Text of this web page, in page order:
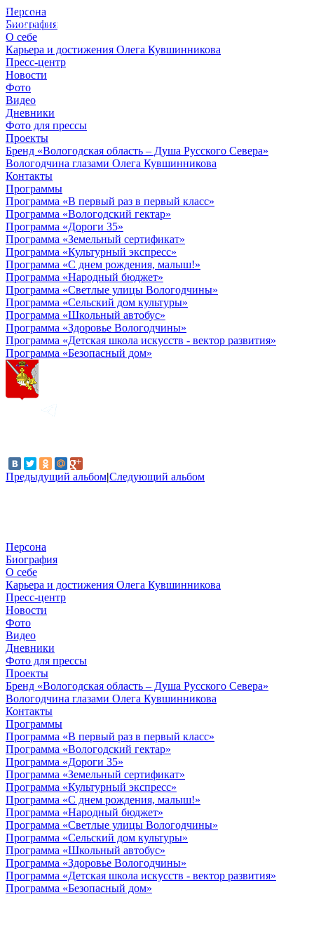
Персона
Биография
О себе
Карьера и достижения Олега Кувшинникова
Пресс-центр
Новости
Фото
Видео
Дневники
Фото для прессы
Проекты
Бренд «Вологодская область – Душа Русского Севера»
Вологодчина глазами Олега Кувшинникова
Контакты
Программы
Программа «В первый раз в первый класс»
Программа «Вологодский гектар»
Программа «Дороги 35»
Программа «Земельный сертификат»
Программа «Культурный экспресс»
Программа «С днем рождения, малыш!»
Программа «Народный бюджет»
Программа «Светлые улицы Вологодчины»
Программа «Сельский дом культуры»
Программа «Школьный автобус»
Программа «Здоровье Вологодчины»
Программа «Детская школа искусств - вектор развития»
Программа «Безопасный дом»
Предыдущий альбом|Следующий альбом
© 2012 - 2023,
КУВШИННИКОВ О.А.
Персона
Биография
О себе
Карьера и достижения Олега Кувшинникова
Пресс-центр
Новости
Фото
Видео
Дневники
Фото для прессы
Проекты
Бренд «Вологодская область – Душа Русского Севера»
Вологодчина глазами Олега Кувшинникова
Контакты
Программы
Программа «В первый раз в первый класс»
Программа «Вологодский гектар»
Программа «Дороги 35»
Программа «Земельный сертификат»
Программа «Культурный экспресс»
Программа «С днем рождения, малыш!»
Программа «Народный бюджет»
Программа «Светлые улицы Вологодчины»
Программа «Сельский дом культуры»
Программа «Школьный автобус»
Программа «Здоровье Вологодчины»
Программа «Детская школа искусств - вектор развития»
Программа «Безопасный дом»